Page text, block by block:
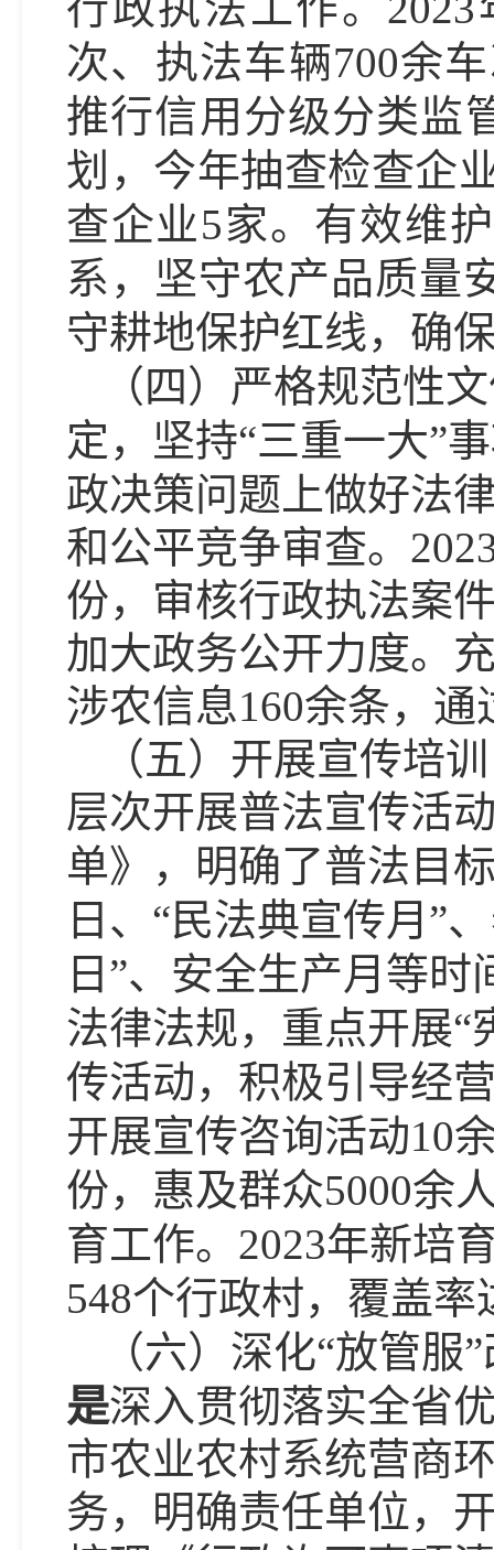
次、执法车辆700余
推行信用分级分类监
划，今年抽查检查企
查企业5家。有效维
系，坚守农产品质量
守耕地保护红线，确
（四）严格规范性
定，坚持“三重一大”
政决策问题上做好法
和公平竞争审查。
份，审核行政执法案
加大政务公开力度。
涉农信息160余条，
（五） 开展宣传培
层次开展普法宣传活
单》，明确了普法目
日、“民法典宣传月”
日”、安全生产月等
法律法规，重点开展“
传活动，积极引导经
开展宣传咨询活动10
份，惠及群众5000余
育工作。 2023年新培
548个行政村，覆盖率
（六）深化“放管服
是深入贯彻落实全省
市农业农村系统营商
务，明确责任单位，